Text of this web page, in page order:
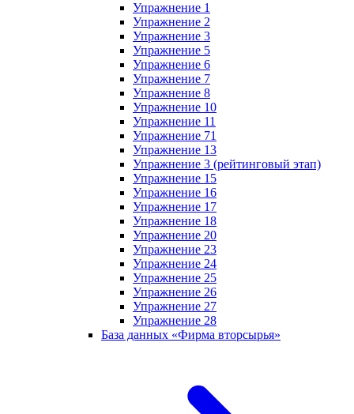
Упражнение 1
Упражнение 2
Упражнение 3
Упражнение 5
Упражнение 6
Упражнение 7
Упражнение 8
Упражнение 10
Упражнение 11
Упражнение 71
Упражнение 13
Упражнение 3 (рейтинговый этап)
Упражнение 15
Упражнение 16
Упражнение 17
Упражнение 18
Упражнение 20
Упражнение 23
Упражнение 24
Упражнение 25
Упражнение 26
Упражнение 27
Упражнение 28
База данных «Фирма вторсырья»